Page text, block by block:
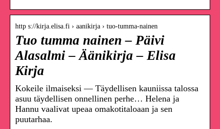
http s://kirja.elisa.fi › aanikirja › tuo-tumma-nainen
Tuo tumma nainen – Päivi
Alasalmi – Äänikirja – Elisa
Kirja
Kokeile ilmaiseksi — Täydellisen kauniissa talossa
asuu täydellisen onnellinen perhe… Helena ja
Hannu vaalivat upeaa omakotitaloaan ja sen
puutarhaa.